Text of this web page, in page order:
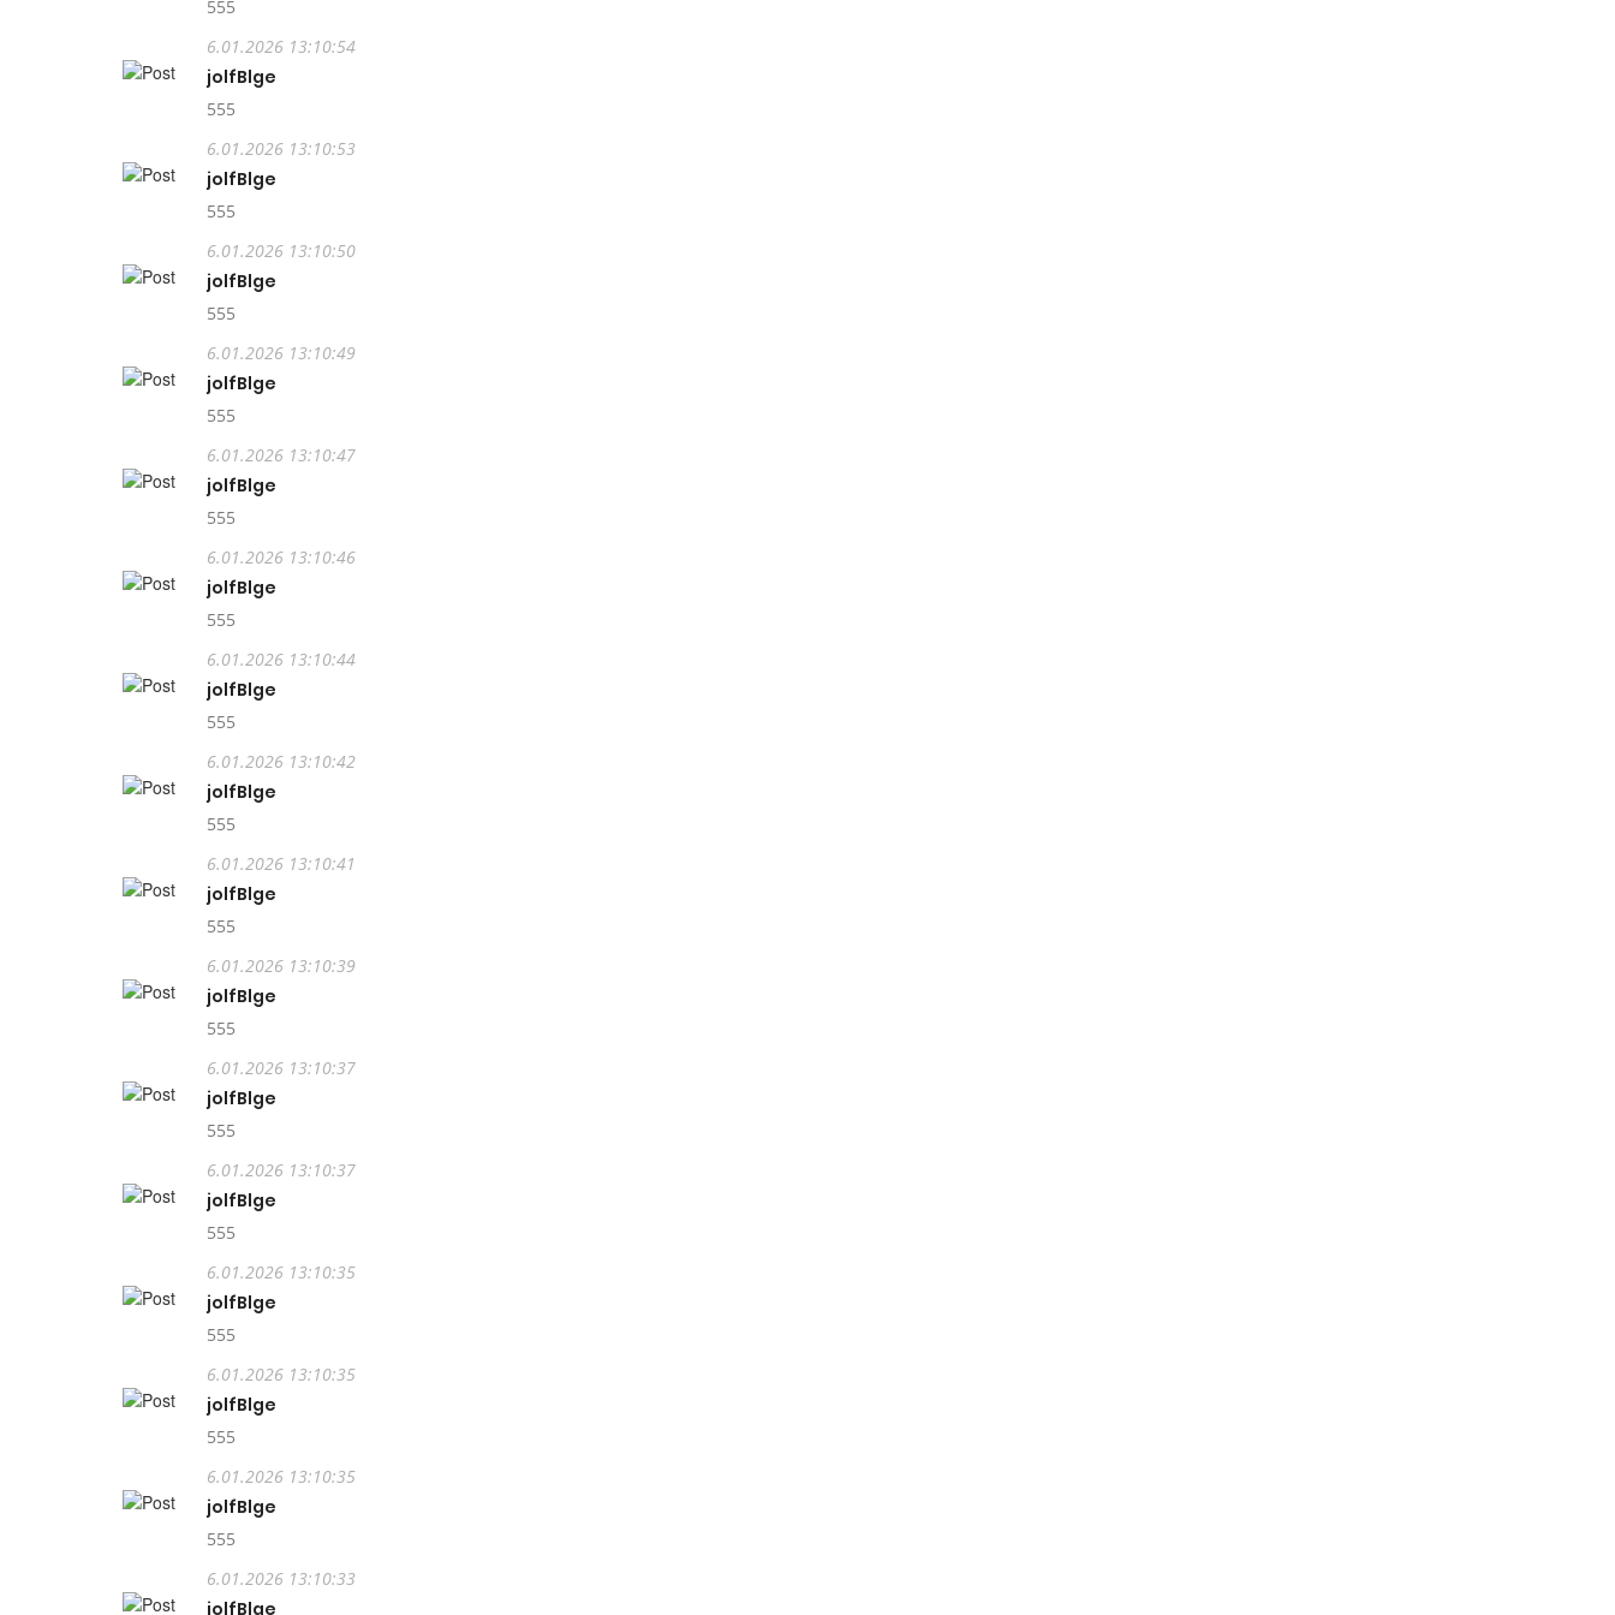
555
6.01.2026 13:10:54
jolfBlge
555
6.01.2026 13:10:53
jolfBlge
555
6.01.2026 13:10:50
jolfBlge
555
6.01.2026 13:10:49
jolfBlge
555
6.01.2026 13:10:47
jolfBlge
555
6.01.2026 13:10:46
jolfBlge
555
6.01.2026 13:10:44
jolfBlge
555
6.01.2026 13:10:42
jolfBlge
555
6.01.2026 13:10:41
jolfBlge
555
6.01.2026 13:10:39
jolfBlge
555
6.01.2026 13:10:37
jolfBlge
555
6.01.2026 13:10:37
jolfBlge
555
6.01.2026 13:10:35
jolfBlge
555
6.01.2026 13:10:35
jolfBlge
555
6.01.2026 13:10:35
jolfBlge
555
6.01.2026 13:10:33
jolfBlge